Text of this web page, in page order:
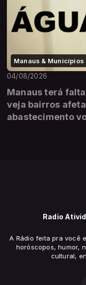
Manaus & Municípios
04/08/2026
Manaus terá
veja bairros
abastecimento
Radio
A Rádio feita pra você
horóscopos, humor,
cultural,